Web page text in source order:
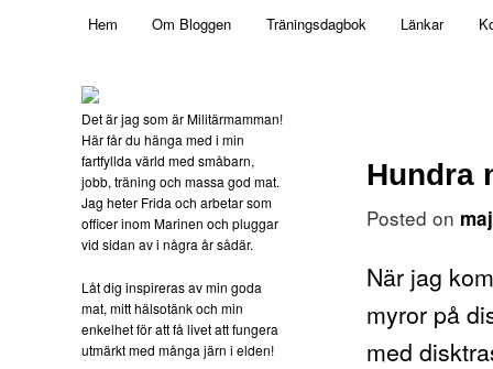
Militärmamman
Skip to primary content
Hem Om Bloggen Träningsdagbok Länkar
Hundra
Posted on
När jag
myror på
med
Det är jag som är Militärmamman!
Här får du hänga med i min
fartfyllda värld med småbarn,
jobb, träning och massa god mat.
Jag heter Frida och arbetar som
officer inom Marinen och pluggar
vid sidan av i några år sådär.
Låt dig inspireras av min goda
mat, mitt hälsotänk och min
enkelhet för att få livet att fungera
utmärkt med många järn i elden!